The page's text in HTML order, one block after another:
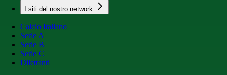
I siti del nostro network
Calcio Italiano
Serie A
Serie B
Serie C
Dilettanti